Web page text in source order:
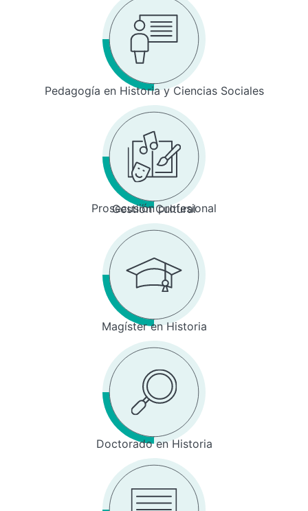
Pedagogía en Historia y Ciencias Sociales
Prosecusión profesional
Gestión Cultural
Magíster en Historia
Doctorado en Historia